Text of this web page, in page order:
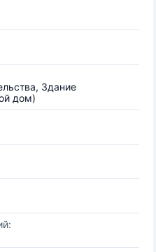
Здание
дом)